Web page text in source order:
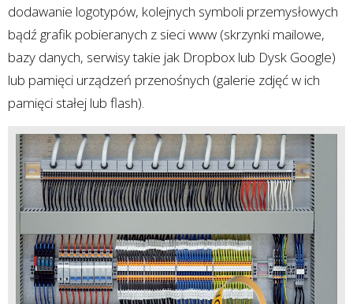
dodawanie logotypów, kolejnych symboli przemysłowych
bądź grafik pobieranych z sieci www (skrzynki mailowe,
bazy danych, serwisy takie jak Dropbox lub Dysk Google)
lub pamięci urządzeń przenośnych (galerie zdjęć w ich
pamięci stałej lub flash).